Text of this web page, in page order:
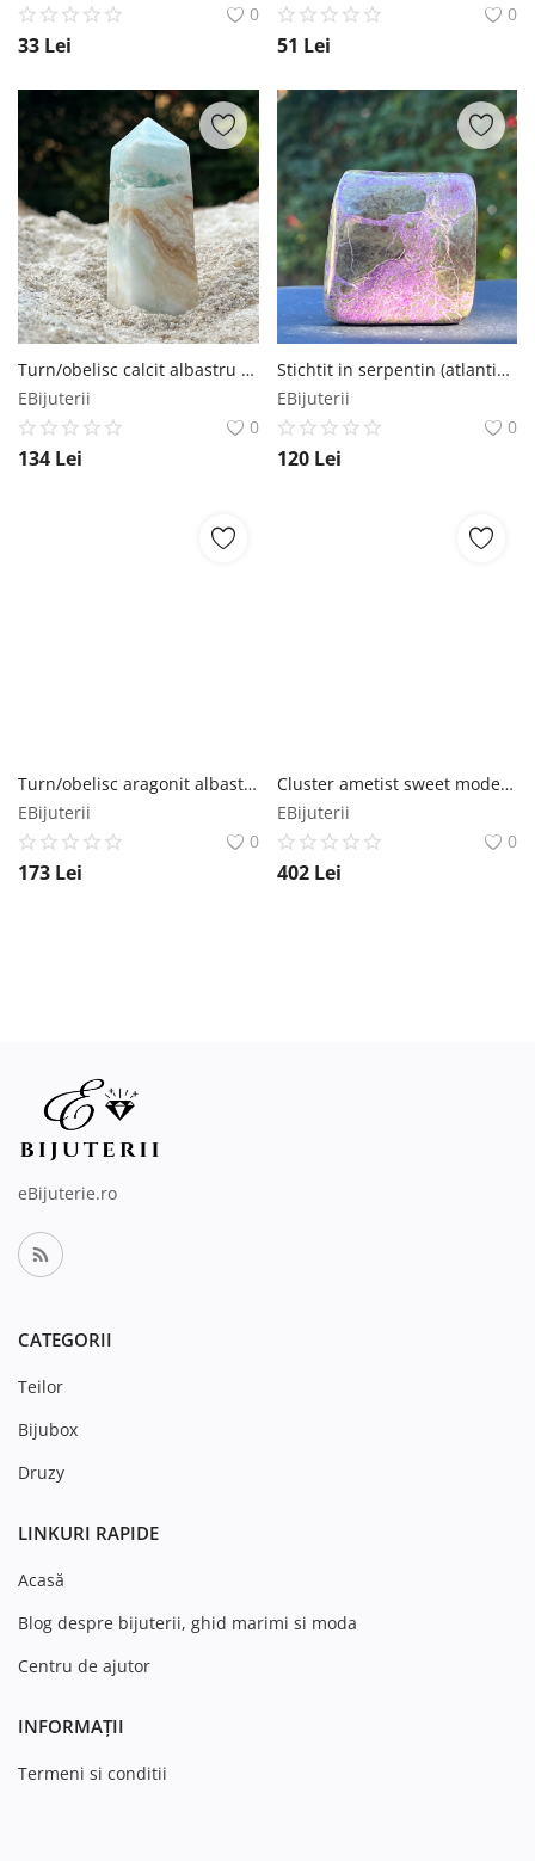
0
33 Lei
0
51 Lei
Turn/obelisc calcit albastru caraibe m7
EBijuterii
0
134 Lei
Stichtit in serpentin (atlantisit) structura forma libera model 9
EBijuterii
0
120 Lei
Turn/obelisc aragonit albastru m1
EBijuterii
0
173 Lei
Cluster ametist sweet model 3 din Zambia
EBijuterii
0
402 Lei
eBijuterie.ro
CATEGORII
Teilor
Bijubox
Druzy
LINKURI RAPIDE
Acasă
Blog despre bijuterii, ghid marimi si moda
Centru de ajutor
INFORMAȚII
Termeni si conditii